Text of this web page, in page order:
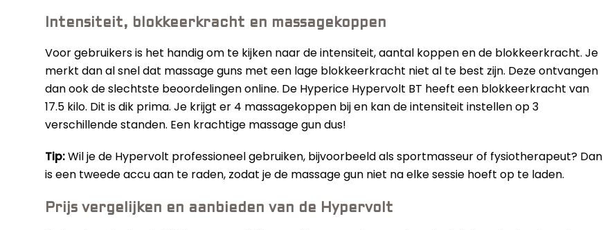
Intensiteit, blokkeerkracht en massagekoppen
Voor gebruikers is het handig om te kijken naar de intensiteit, aantal koppen en de blokkeerkracht. Je
merkt dan al snel dat massage guns met een lage blokkeerkracht niet al te best zijn. Deze ontvangen
dan ook de slechtste beoordelingen online. De Hyperice Hypervolt BT heeft een blokkeerkracht van
17.5 kilo. Dit is dik prima. Je krijgt er 4 massagekoppen bij en kan de intensiteit instellen op 3
verschillende standen. Een krachtige massage gun dus!
Tip:Wil je de Hypervolt professioneel gebruiken, bijvoorbeeld als sportmasseur of fysiotherapeut? Dan
is een tweede accu aan te raden, zodat je de massage gun niet na elke sessie hoeft op te laden.
Prijs vergelijken en aanbieden van de Hypervolt